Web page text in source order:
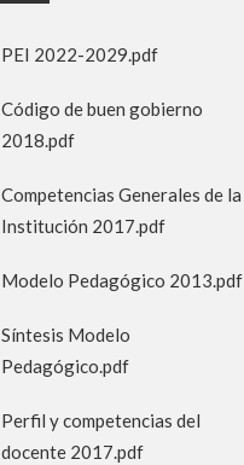
PEI 2022-2029.pdf
Código de buen gobierno
2018.pdf
Competencias Generales de la
Institución 2017.pdf
Modelo Pedagógico 2013.pdf
Síntesis Modelo
Pedagógico.pdf
Perfil y competencias del
docente 2017.pdf